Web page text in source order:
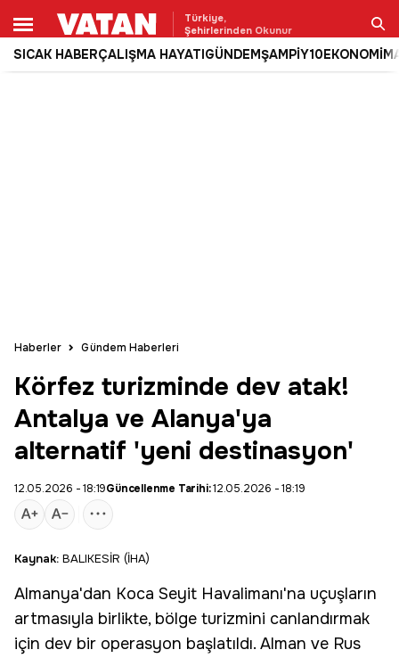
Türkiye,
Şehirlerinden Okunur
SICAK HABERÇALIŞMA HAYATIGÜNDEMŞAMPİY10EKONOMİ
Ara
Haberler Gündem Haberleri
Körfez turizminde dev atak!
Antalya ve Alanya'ya
alternatif 'yeni destinasyon'
12.05.2026 - 18:19Güncellenme Tarihi:12.05.2026 - 18:19
Kaynak: BALIKESİR (İHA)
Almanya'dan Koca Seyit Havalimanı'na uçuşların
artmasıyla birlikte, bölge turizmini canlandırmak
için dev bir operasyon başlatıldı. Alman ve Rus